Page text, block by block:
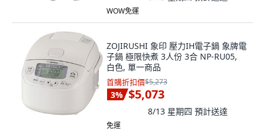
WOW免運
ZOJIRUSHI 象印 壓力IH電子鍋 象牌電
子鍋 極限快煮 3人份 3合 NP-RU05,
白色, 單一商品
首購折扣價$5,273
3% $5,073
8/13 星期四 預計送達
免運